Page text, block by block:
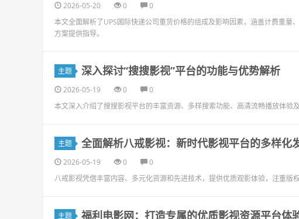
2026-05-20 0
0
本文全面解析了UPS国际快递公司重货价格的组成及影响因素，涵盖计费重
方案提供指导。
主题 深入探讨“搜搜影视”平台的功能与优势解析
2026-05-19 0
0
本文深入介绍了搜搜影视平台的丰富资源、多样搜索功能、高清流畅播放体验
主题 全面解析八戒影视：新时代影视平台的多样化
2026-05-19 0
0
八戒影视凭借丰富内容、多元化资源和先进技术，提供优质观影体验，注重版
主题 福利电影网：打造专属的优质影视资源平台体